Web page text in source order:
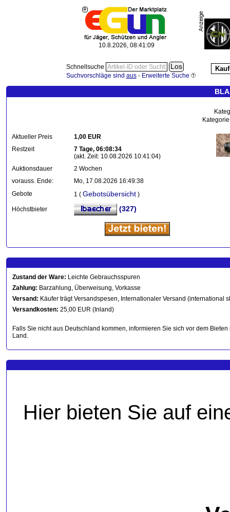
10.8.2026, 08:41:10
Schnellsuche
Suchvorschläge sind aus- Erweiterte Suche
Aktueller Preis
1,00 EUR
Restzeit
7 Tage, 06:08:34
(akt. Zeit: 10.08.2026 10:41:04)
Auktionsdauer
2 Wochen
vorauss. Ende:
Mo, 17.08.2026 16:49:38
Gebote
1 ( Gebotsübersicht )
Höchstbieter (327)
Zustand der Ware: Leichte Gebrauchsspuren
Zahlung: Barzahlung, Überweisung, Vorkasse
Versand: Käufer trägt Versandspesen, Internationaler Versand (international
Versandkosten: 25,00 EUR (Inland)
Falls Sie nicht aus Deutschland kommen, informieren Sie sich vor dem
Land.
Hier bieten Sie auf